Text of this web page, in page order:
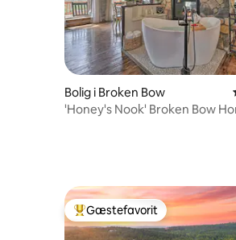
Bolig i Broken Bow
'Honey's Nook' Broken Bow
Bedste gæstefavorit
Gæstefavorit